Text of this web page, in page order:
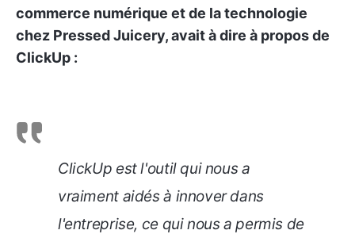
commerce numérique et de la technologie
chez Pressed Juicery, avait à dire à propos de
ClickUp :
ClickUp est l'outil qui nous a
vraiment aidés à innover dans
l'entreprise, ce qui nous a permis de